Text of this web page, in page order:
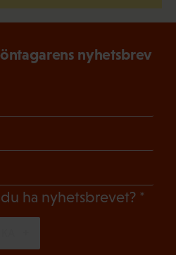
nyhetsbrev
ha nyhetsbrevet?